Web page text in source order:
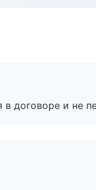
договоре и не